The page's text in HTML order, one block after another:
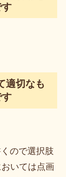
す
適切なも
す
ので選択肢
いては点画